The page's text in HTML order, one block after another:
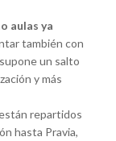
aulas ya
también con
un salto
y más
repartidos
hasta Pravia,